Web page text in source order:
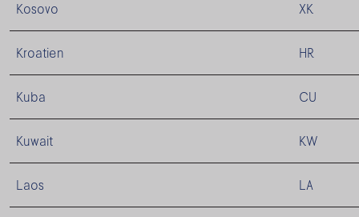
Kosovo XK
Kroatien HR
Kuba CU
Kuwait KW
Laos LA